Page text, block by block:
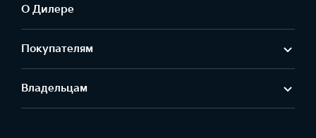
О Дилере
Покупателям
Владельцам